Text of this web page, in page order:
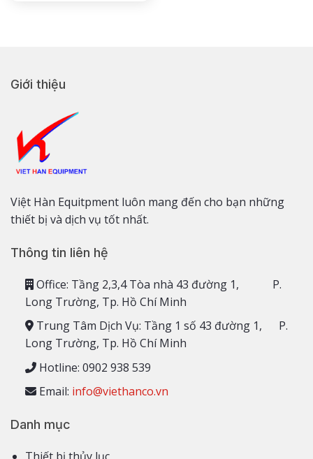
Giới thiệu
Việt Hàn Equitpment luôn mang đến cho bạn những
thiết bị và dịch vụ tốt nhất.
Thông tin liên hệ
Office: Tầng 2,3,4 Tòa nhà 43 đường 1, P.
Long Trường, Tp. Hồ Chí Minh
Trung Tâm Dịch Vụ: Tầng 1 số 43 đường 1, P.
Long Trường, Tp. Hồ Chí Minh
Hotline: 0902 938 539
Email: info@viethanco.vn
Danh mục